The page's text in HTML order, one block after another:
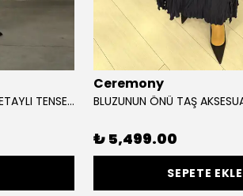
OMZU BONCUK AKSESUAR DETAYLI TENSEL ETEKLİ TAKIM
Ceremony
₺ 5,499.00
SEPETE EKLE